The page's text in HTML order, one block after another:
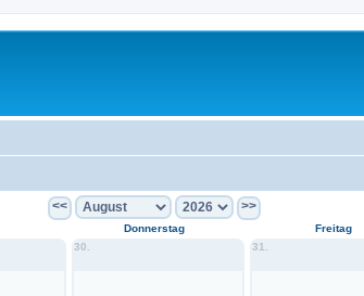
<< >>
Donnerstag Freitag
30. 31.